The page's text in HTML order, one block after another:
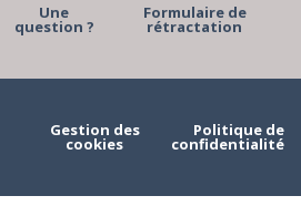
Une
question ?
Formulaire de
rétractation
Gestion des
cookies
Politique de
confidentialité